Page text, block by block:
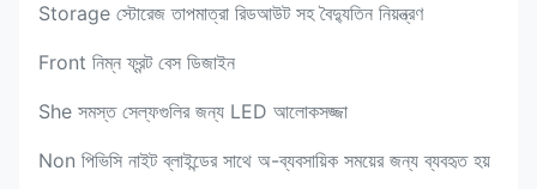
Storage স্টোরেজ তাপমাত্রা রিডআউট সহ বৈদ্যুতিন নিয়ন্ত্রণ
Front নিম্ন ফ্রন্ট বেস ডিজাইন
She সমস্ত সেল্ফগুলির জন্য LED আলোকসজ্জা
Non পিভিসি নাইট ব্লাইন্ডের সাথে অ-ব্যবসায়িক সময়ের জন্য ব্যবহৃত হয়